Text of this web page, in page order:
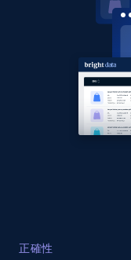
Amazon
Title, Seller
price, Currency,
products by
正確性